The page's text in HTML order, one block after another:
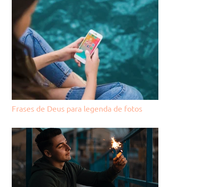
Frases de Deus para legenda de fotos